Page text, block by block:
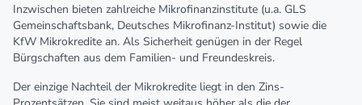
Inzwischen bieten zahlreiche Mikrofinanzinstitute (u.a. GLS
Gemeinschaftsbank, Deutsches Mikrofinanz-Institut) sowie die
KfW Mikrokredite an. Als Sicherheit genügen in der Regel
Bürgschaften aus dem Familien- und Freundeskreis.
Der einzige Nachteil der Mikrokredite liegt in den Zins-